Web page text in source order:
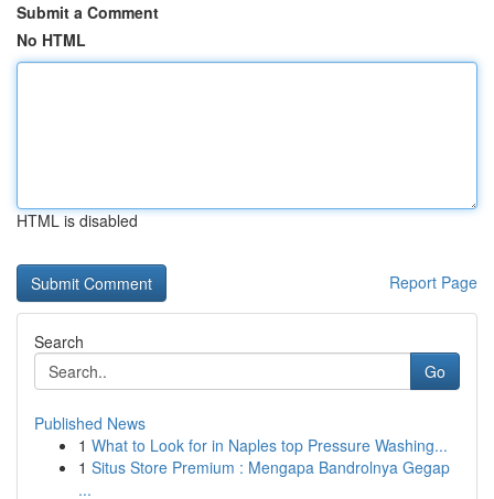
Submit a Comment
No HTML
HTML is disabled
Report Page
Search
Go
Published News
1 What to Look for in Naples top Pressure Washing...
1 Situs Store Premium : Mengapa Bandrolnya Gegap
...